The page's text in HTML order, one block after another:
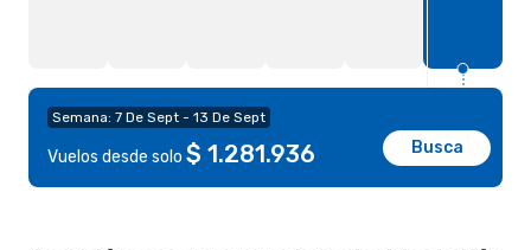
Semana: 7 De Sept - 13 De Sept
Vuelos desde solo $ 1.281.936 Busca